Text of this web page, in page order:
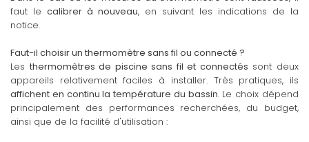
faut le calibrer à nouveau, en suivant les indications de la
notice.
Faut-il choisir un thermomètre sans fil ou connecté ?
Les thermomètres de piscine sans fil et connectés sont deux
appareils relativement faciles à installer. Très pratiques, ils
affichent en continu la température du bassin. Le choix dépend
principalement des performances recherchées, du budget,
ainsi que de la facilité d'utilisation :